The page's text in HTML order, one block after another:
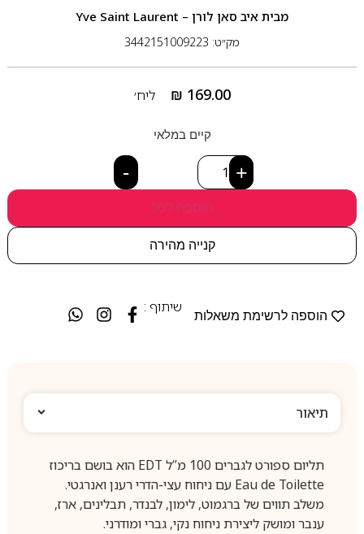
מבית איב סאן לורן – Yve Saint Laurent
מק״ט: 3442151009223
₪ 169.00 ליח׳
קיים במלאי
- +
הוספה לסל
קנייה מהירה
הוספה לרשימת משאלות
שיתוף :
תיאור
תליום ספורט לגברים 100 מ”ל EDT הוא בושם בריכוז
Eau de Toilette עם ניחוח עצי-הדרי רענן ואנרגטי.
משלב תווים של ברגמוט, לימון, לבנדר, תבלינים, ארז,
ענבר ומושק ליצירת ניחוח נקי, גברי ומודרני.